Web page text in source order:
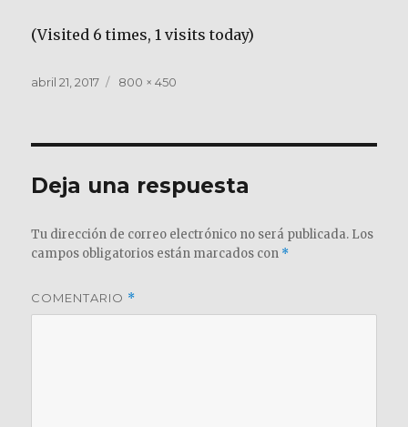
(Visited 6 times, 1 visits today)
Publicado
abril 21, 2017
Tamaño
800 × 450
Deja una respuesta
Tu dirección de correo electrónico no será publicada. Los
campos obligatorios están marcados con *
COMENTARIO *